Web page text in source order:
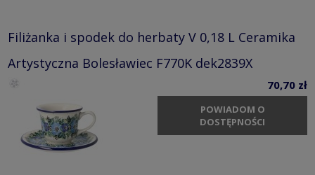
Filiżanka i spodek do herbaty V 0,18 L Ceramika
Artystyczna Bolesławiec F770K dek2839X
70,70 zł
POWIADOM O
DOSTĘPNOŚCI